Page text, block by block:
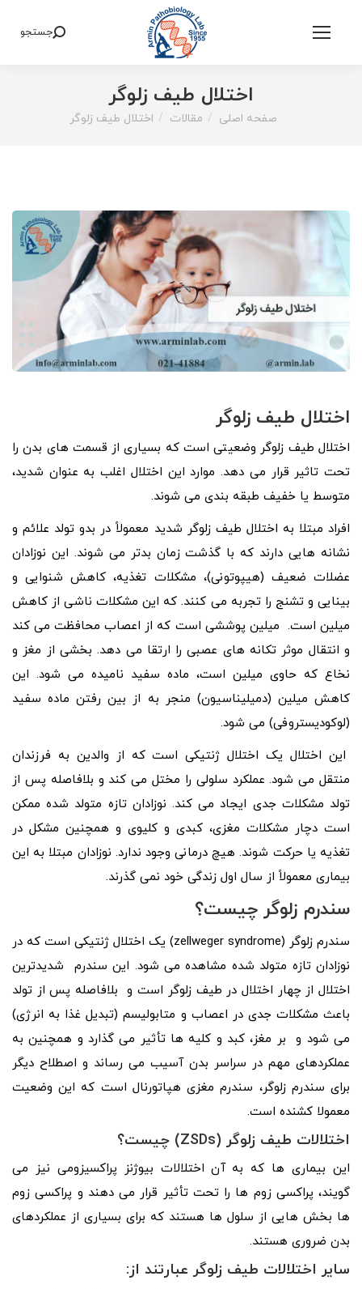
Search:
جستجو
اختلال طیف زلوگر
You are here:
صفحه اصلی مقالات اختلال طیف زلوگر
اختلال طیف زلوگر
اختلال طیف زلوگر وضعیتی است که بسیاری از قسمت های بدن را
تحت تاثیر قرار می دهد. موارد این اختلال اغلب به عنوان شدید،
متوسط ​​یا خفیف طبقه بندی می شوند.
افراد مبتلا به اختلال طیف زلوگر شدید معمولاً در بدو تولد علائم و
نشانه هایی دارند که با گذشت زمان بدتر می شوند. این نوزادان
عضلات ضعیف (هیپوتونی)، مشکلات تغذیه، کاهش شنوایی و
بینایی و تشنج را تجربه می کنند. که این مشکلات ناشی از کاهش
میلین است. میلین پوششی است که از اعصاب محافظت می کند
و انتقال موثر تکانه های عصبی را ارتقا می دهد. بخشی از مغز و
نخاع که حاوی میلین است، ماده سفید نامیده می شود. این
کاهش میلین (دمیلیناسیون) منجر به از بین رفتن ماده سفید
(لوکودیستروفی) می شود.
این اختلال یک اختلال ژنتیکی است که از والدین به فرزندان
منتقل می شود. عملکرد سلولی را مختل می کند و بلافاصله پس از
تولد مشکلات جدی ایجاد می کند. نوزادان تازه متولد شده ممکن
است دچار مشکلات مغزی، کبدی و کلیوی و همچنین مشکل در
تغذیه یا حرکت شوند. هیچ درمانی وجود ندارد. نوزادان مبتلا به این
بیماری معمولاً از سال اول زندگی خود نمی گذرند.
سندرم زلوگر چیست؟
سندرم زلوگر (zellweger syndrome) یک اختلال ژنتیکی است که در
نوزادان تازه متولد شده مشاهده می شود. این سندرم شدیدترین
اختلال از چهار اختلال در طیف زلوگر است و بلافاصله پس از تولد
باعث مشکلات جدی در اعصاب و متابولیسم (تبدیل غذا به انرژی)
می شود و بر مغز، کبد و کلیه ها تأثیر می گذارد و همچنین به
عملکردهای مهم در سراسر بدن آسیب می رساند و اصطلاح دیگر
برای سندرم زلوگر، سندرم مغزی هپاتورنال است که این وضعیت
معمولا کشنده است.
اختلالات طیف زلوگر (ZSDs) چیست؟
این بیماری ها که به آن اختلالات بیوژنز پراکسیزومی نیز می
گویند، پراکسی زوم ها را تحت تأثیر قرار می دهند و پراکسی زوم
ها بخش هایی از سلول ها هستند که برای بسیاری از عملکردهای
بدن ضروری هستند.
سایر اختلالات طیف زلوگر عبارتند از: